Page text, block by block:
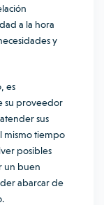
a la hora
y
es
su proveedor
sus
mismo tiempo
posibles
un buen
abarcar de